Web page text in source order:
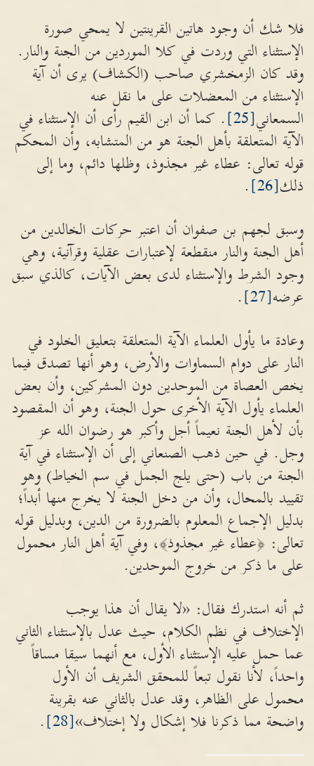
فلا شك أن وجود هاتين القرينتين لا يمحي صورة
الإستثناء التي وردت في كلا الموردين من الجنة والنار.
وقد كان الزمخشري صاحب (الكشاف) يرى أن آية
الإستثناء من المعضلات على ما نقل عنه
السمعاني[25]
. كما أن ابن القيم رأى أن الإستثناء في
الآية المتعلقة بأهل الجنة هو من المتشابه، وأن المحكم
قوله تعالى: عطاء غير مجذوذ، وظلها دائم، وما إلى
ذلك[26]
.
وسبق لجهم بن صفوان أن اعتبر حركات الخالدين من
أهل الجنة والنار منقطعة لإعتبارات عقلية وقرآنية، وهي
وجود الشرط والإستثناء لدى بعض الآيات، كالذي سبق
عرضه[27]
.
وعادة ما يأول العلماء الآية المتعلقة بتعليق الخلود في
النار على دوام السماوات والأرض، وهو أنها تصدق فيما
يخص العصاة من الموحدين دون المشركين، وأن بعض
العلماء يأول الآية الأخرى حول الجنة، وهو أن المقصود
بأن لأهل الجنة نعيماً أجل وأكبر هو رضوان الله عز
وجل. في حين ذهب الصنعاني إلى أن الإستثناء في آية
الجنة من باب (حتى يلج الجمل في سم الخياط) وهو
تقييد بالمحال، وأن من دخل الجنة لا يخرج منها أبداً؛
بدليل الإجماع المعلوم بالضرورة من الدين، وبدليل قوله
تعالى: ﴿عطاء غير مجذوذ﴾، وفي آية أهل النار محمول
على ما ذكر من خروج الموحدين.
ثم أنه استدرك فقال: «لا يقال أن هذا يوجب
الإختلاف في نظم الكلام، حيث عدل بالإستثناء الثاني
عما حمل عليه الإستثناء الأول، مع أنهما سيقا مساقاً
واحداً، لأنا نقول تبعاً للمحقق الشريف أن الأول
محمول على الظاهر، وقد عدل بالثاني عنه بقرينة
واضحة مما ذكرنا فلا إشكال ولا إختلاف»[28]
.